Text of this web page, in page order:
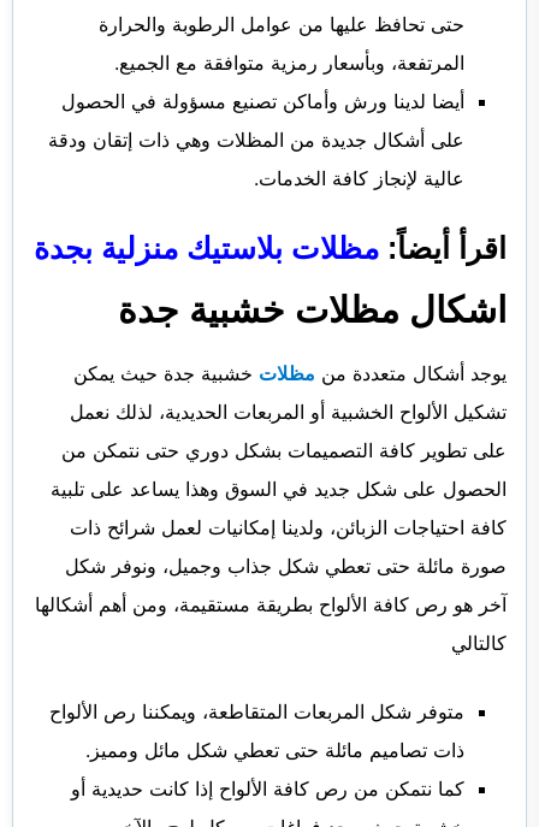
حتى تحافظ عليها من عوامل الرطوبة والحرارة
المرتفعة، وبأسعار رمزية متوافقة مع الجميع.
أيضا لدينا ورش وأماكن تصنيع مسؤولة في الحصول
على أشكال جديدة من المظلات وهي ذات إتقان ودقة
عالية لإنجاز كافة الخدمات.
اقرأ أيضاً:مظلات بلاستيك منزلية بجدة
اشكال مظلات خشبية جدة
يوجد أشكال متعددة من مظلات خشبية جدة حيث يمكن
تشكيل الألواح الخشبية أو المربعات الحديدية، لذلك نعمل
على تطوير كافة التصميمات بشكل دوري حتى نتمكن من
الحصول على شكل جديد في السوق وهذا يساعد على تلبية
كافة احتياجات الزبائن، ولدينا إمكانيات لعمل شرائح ذات
صورة مائلة حتى تعطي شكل جذاب وجميل، ونوفر شكل
آخر هو رص كافة الألواح بطريقة مستقيمة، ومن أهم أشكالها
كالتالي
متوفر شكل المربعات المتقاطعة، ويمكننا رص الألواح
ذات تصاميم مائلة حتى تعطي شكل مائل ومميز.
كما نتمكن من رص كافة الألواح إذا كانت حديدية أو